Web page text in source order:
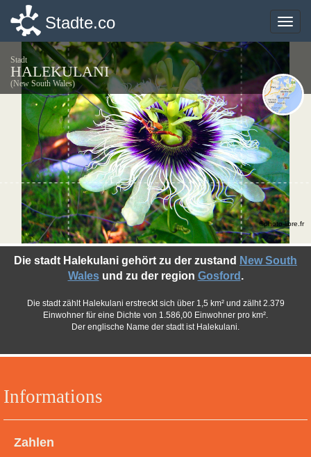
Toggle
Stadte.co
Stadt
HALEKULANI
(New South Wales)
Informations
Zahlen
Die stadt Halekulani gehört zu der zustand New South
Walesund zu der region Gosford .
Die stadt zählt Halekulani erstreckt sich über 1,5 km² und zälht 2.379
Einwohner für eine Dichte von 1.586,00 Einwohner pro km².
Der englische Name der stadt ist Halekulani.
©photo-libre.fr
Toggle
Stadte.co